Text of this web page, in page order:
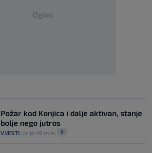
Oglas
Požar kod Konjica i dalje aktivan, stanje
bolje nego jutros
VIJESTI prije 49 min 0